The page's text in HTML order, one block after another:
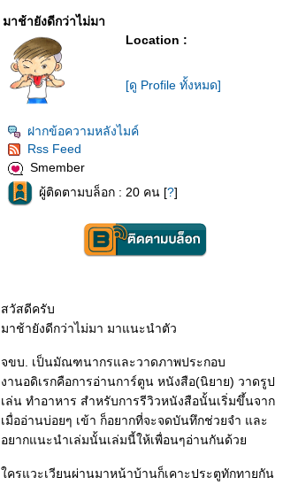
มาช้ายังดีกว่าไม่มา
Location :
[ดู Profile ทั้งหมด]
ฝากข้อความหลังไมค์
Rss Feed
Smember
ผู้ติดตามบล็อก : 20 คน [?]
สวัสดีครับ
มาช้ายังดีกว่าไม่มา มาแนะนำตัว
จขบ. เป็นมัณฑนากรและวาดภาพประกอบ
งานอดิเรกคือการอ่านการ์ตูน หนังสือ(นิยาย) วาดรูป
เล่น ทำอาหาร สำหรับการรีวิวหนังสือนั้นเริ่มขึ้นจาก
เมื่ออ่านบ่อยๆ เข้า ก็อยากที่จะจดบันทึกช่วยจำ และ
อยากแนะนำเล่มนั้นเล่มนี้ให้เพื่อนๆอ่านกันด้ว
ครแวะเวียนผ่านมาหน้าบ้านก็เคาะประตูทักทายกัน